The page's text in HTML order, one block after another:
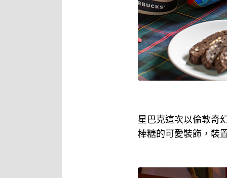
星巴克這次以倫敦奇
棒糖的可愛裝飾，裝